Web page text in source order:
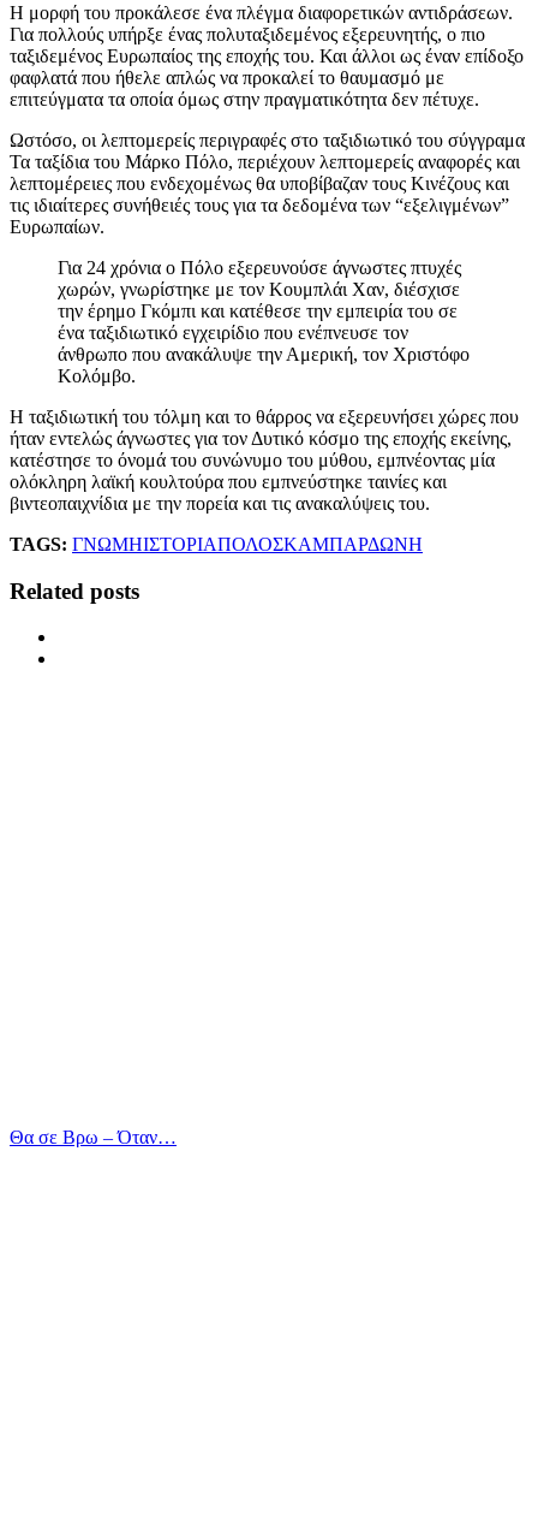
Η μορφή του προκάλεσε ένα πλέγμα διαφορετικών αντιδράσεων.
Για πολλούς υπήρξε ένας πολυταξιδεμένος εξερευνητής, ο πιο
ταξιδεμένος Ευρωπαίος της εποχής του. Και άλλοι ως έναν επίδοξο
φαφλατά που ήθελε απλώς να προκαλεί το θαυμασμό με
επιτεύγματα τα οποία όμως στην πραγματικότητα δεν πέτυχε.
Ωστόσο, οι λεπτομερείς περιγραφές στο ταξιδιωτικό του σύγγραμα
Τα ταξίδια του Μάρκο Πόλο, περιέχουν λεπτομερείς αναφορές και
λεπτομέρειες που ενδεχομένως θα υποβίβαζαν τους Κινέζους και
τις ιδιαίτερες συνήθειές τους για τα δεδομένα των “εξελιγμένων”
Ευρωπαίων.
Για 24 χρόνια ο Πόλο εξερευνούσε άγνωστες πτυχές
χωρών, γνωρίστηκε με τον Κουμπλάι Χαν, διέσχισε
την έρημο Γκόμπι και κατέθεσε την εμπειρία του σε
ένα ταξιδιωτικό εγχειρίδιο που ενέπνευσε τον
άνθρωπο που ανακάλυψε την Αμερική, τον Χριστόφο
Κολόμβο.
Η ταξιδιωτική του τόλμη και το θάρρος να εξερευνήσει χώρες που
ήταν εντελώς άγνωστες για τον Δυτικό κόσμο της εποχής εκείνης,
κατέστησε το όνομά του συνώνυμο του μύθου, εμπνέοντας μία
ολόκληρη λαϊκή κουλτούρα που εμπνεύστηκε ταινίες και
βιντεοπαιχνίδια με την πορεία και τις ανακαλύψεις του.
TAGS: ΓΝΩΜΗΙΣΤΟΡΙΑΠΟΛΟΣΚΑΜΠΑΡΔΩΝΗ
Related posts
Θα σε Βρω – Όταν…